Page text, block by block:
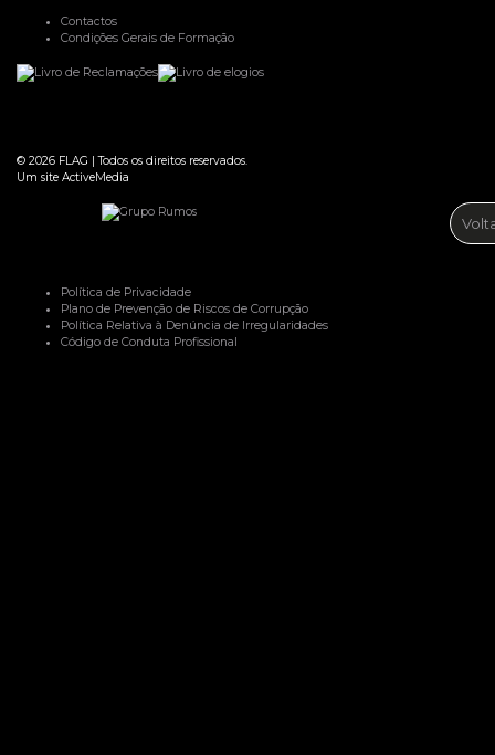
Contactos
Condições Gerais de Formação
© 2026 FLAG |Todos os direitos reservados.
Um site ActiveMedia
Política de Privacidade
Plano de Prevenção de Riscos de Corrupção
Política Relativa à Denúncia de Irregularidades
Código de Conduta Profissional